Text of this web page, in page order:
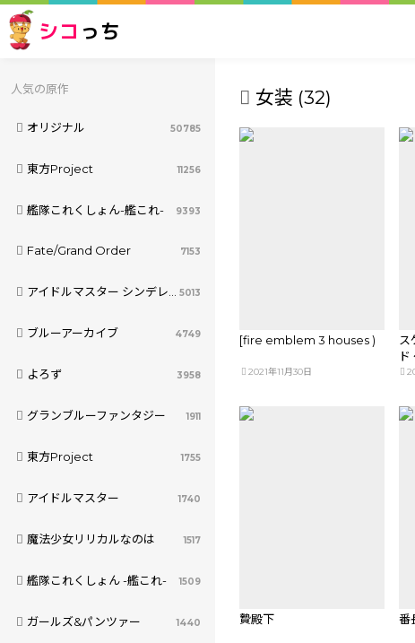
シコ っち
人気の原作
オリジナル 50785
東方Project 11256
艦隊これくしょん-艦これ- 9393
Fate/Grand Order 7153
アイドルマスター シンデレラガールズ 5013
ブルーアーカイブ 4749
よろず 3958
グランブルーファンタジー 1911
東方Project 1755
アイドルマスター 1740
魔法少女リリカルなのは 1517
艦隊これくしょん -艦これ- 1509
ガールズ&パンツァー 1440
女装 (32)
[fire emblem 3 houses )
2021年11月30日
ス
編
贄殿下 番